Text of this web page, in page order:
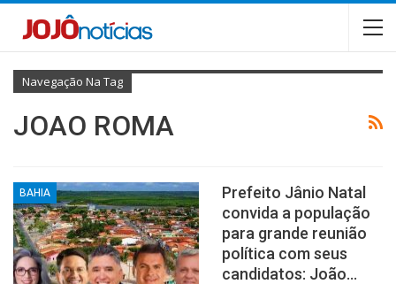
Navegação Na Tag
JOAO ROMA
BAHIA
Prefeito Jânio Natal
convida a população
para grande reunião
política com seus
candidatos: João…